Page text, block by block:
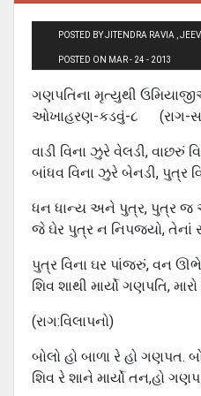
POSTED BY JITENDRA RAVIA ,
POSTED ON MAR - 24 - 2013
ગણપતિના મૃત્યુથી
ઓખાહરણ-કડવું-૮ (રાગ-
વાડી વિના ઝુરે વેલડી, વાછરું
બાંધવ વિના ઝુરે બેનડી, પુત્ર
ધન ધાન્ય અને પુત્ર, પુત્ર જ
જે ઘેર પુત્ર ન નિપજ્યો, તેનાં
પુત્ર વિના ઘર પાંજરું, વન
શિવ શાથી માર્યો ગણપતિ,
(રાગ:વિલાપનો)
બોલો હો બાળા રે હો ગણપત.
શિવ રે શાને માર્યો તન,હો